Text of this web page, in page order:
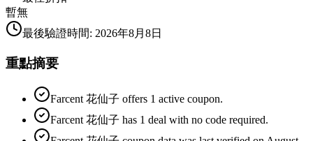
暫無
最後驗證時間: 2026年8月8日
重點摘要
Farcent 花仙子 offers 1 active coupon.
Farcent 花仙子 has 1 deal with no code required.